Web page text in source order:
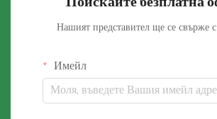
Нашият представител ще се свърже с
Имейл